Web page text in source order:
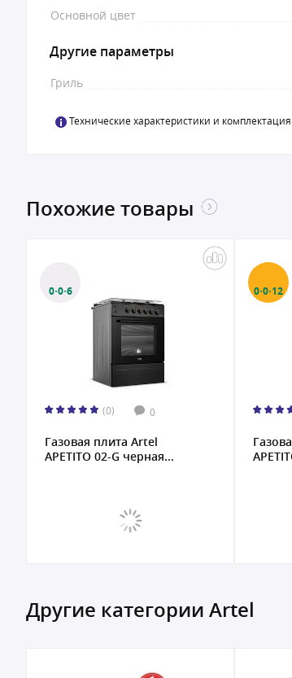
Основной цвет
Другие параметры
Гриль
Технические характеристики и
Похожие товары
0·0·6
(0) 0
Газовая плита Artel
APETITO 02-G черная...
0·0·12
Другие категории Artel